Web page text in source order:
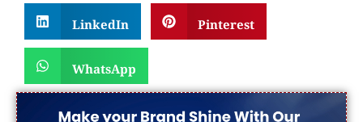
LinkedIn
Pinterest
WhatsApp